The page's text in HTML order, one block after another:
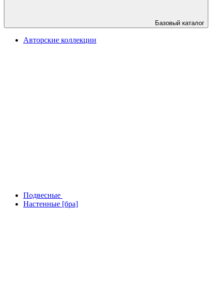
Базовый каталог
Авторские коллекции
Подвесные
Настенные [бра]